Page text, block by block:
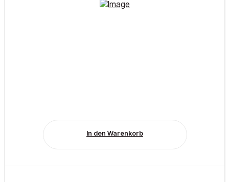
In den Warenkorb